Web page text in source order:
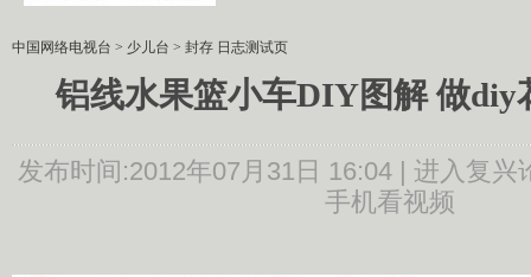
中国网络电视台 > 少儿台 > 封存 日志测试页
铝线水果篮小车DIY图解 做diy
发布时间:2012年07月31日 16:04 | 进入复兴
手机看视频